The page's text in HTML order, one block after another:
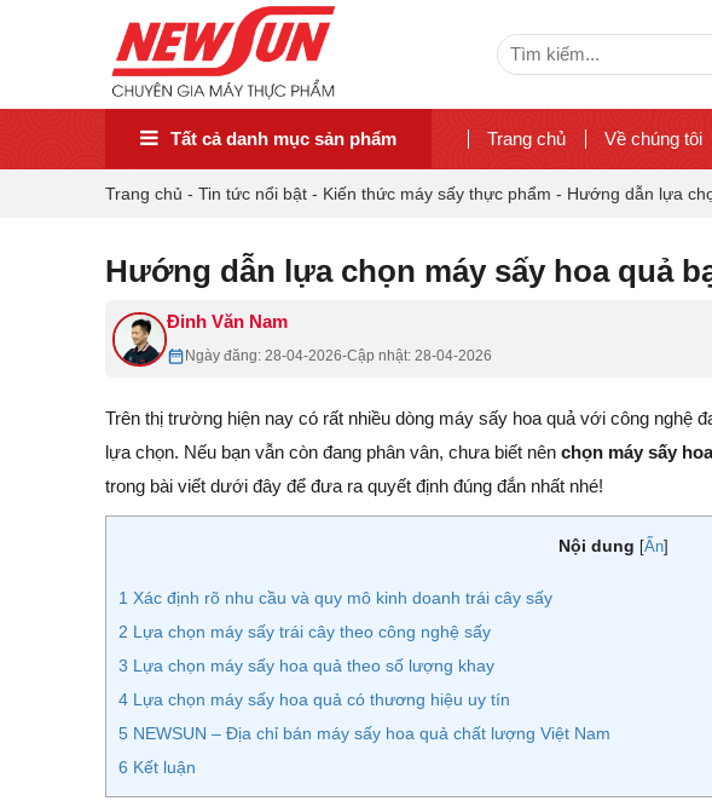
Search
Tất cả danh mục sản phẩm Trang chủ Về chúng tôi
Trang chủ - Tin tức nổi bật - Kiến thức máy sấy thực phẩm - Hướng dẫn lựa
Hướng dẫn lựa chọn máy sấy hoa quả
Đinh Văn Nam
Ngày đăng: 28-04-2026-Cập nhật: 28-04-2026
Trên thị trường hiện nay có rất nhiều dòng máy sấy hoa quả với công nghệ
lựa chọn. Nếu bạn vẫn còn đang phân vân, chưa biết nên chọn máy sấy
trong bài viết dưới đây để đưa ra quyết định đúng đắn nhất nhé!
Nội dung [Ẩn]
1 Xác định rõ nhu cầu và quy mô kinh doanh trái cây sấy
2 Lựa chọn máy sấy trái cây theo công nghệ sấy
3 Lựa chọn máy sấy hoa quả theo số lượng khay
4 Lựa chọn máy sấy hoa quả có thương hiệu uy tín
5 NEWSUN – Địa chỉ bán máy sấy hoa quả chất lượng Việt Nam
6 Kết luận